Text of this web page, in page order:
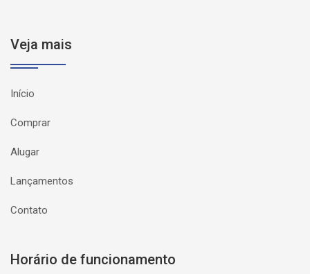
Veja mais
Início
Comprar
Alugar
Lançamentos
Contato
Horário de funcionamento